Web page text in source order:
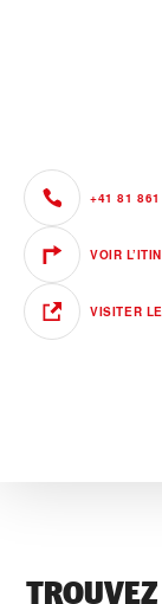
+41 81
VOIR
VISITER